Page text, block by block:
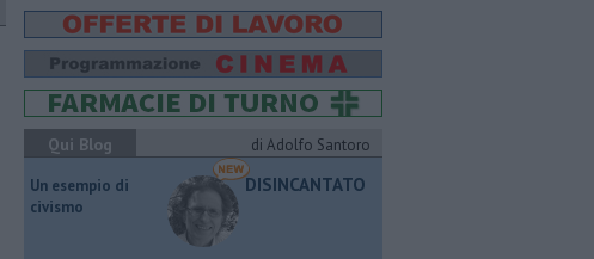
Qui Blog
di Adolfo Santoro
​Un esempio di
civismo
DISINCANTATO